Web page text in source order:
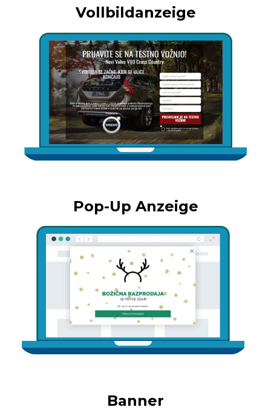
Vollbildanzeige
Pop-Up Anzeige
Banner